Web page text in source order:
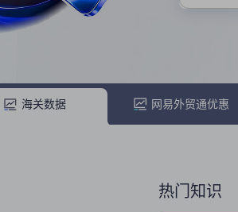
海关数据 网易外贸通优惠
热门知识